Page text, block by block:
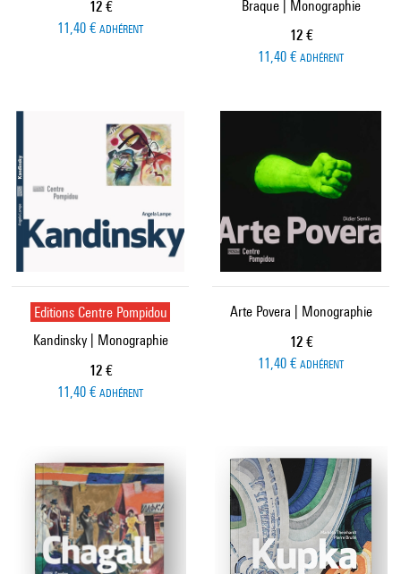
Prix ​​actuel
12 €
11,40 € ADHÉRENT
Braque | Monographie
Prix ​​actuel
12 €
11,40 € ADHÉRENT
Editions Centre Pompidou
Kandinsky | Monographie
Prix ​​actuel
12 €
11,40 € ADHÉRENT
Arte Povera | Monographie
Prix ​​actuel
12 €
11,40 € ADHÉRENT